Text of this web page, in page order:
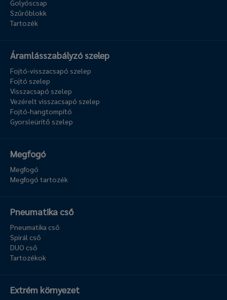
Golyóscsap
Szűrőblokk
Tartozék
Áramlásszabályzó szelep
Fojtó-visszacsapó szelep
Fojtó szelep
Visszacsapó szelep
Vezérelt visszacsapó szelep
Fojtó-hangtompító
Gyorsleürítő szelep
Megfogó
Megfogó
Megfogó tartozék
Pneumatika cső
Pneumatika cső
Spirál cső
DUO cső
Tartozékok
Extrém környezet